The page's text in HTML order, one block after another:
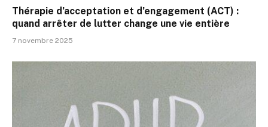
Thérapie d’acceptation et d’engagement (ACT) :
quand arrêter de lutter change une vie entière
7 novembre 2025